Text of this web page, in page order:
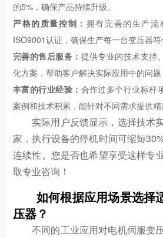
的5%，确保产品持续升级。
严格的质量控制： 拥有完善的生产流
ISO9001认证，确保生产每一台变压器符
完善的售后服务： 提供专业的技术支持
化方案，帮助客户解决实际应用中的问题
丰富的行业经验： 合作过多个行业标杆
案例和技术积累，能针对不同需求提供精
实际用户反馈显示，选择技术
家，执行设备的停机时间可缩短
连续性。您是否也希望享受这样专
取专业咨询！
如何根据应用场景选择
压器？
不同的工业应用对电机伺服变